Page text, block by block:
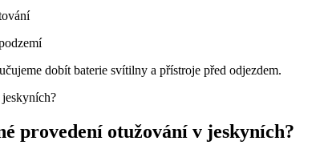
dobít baterie svítilny a přístroje před odjezdem.
provedení otužování v jeskyních?